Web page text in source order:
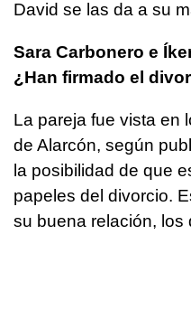
David se las da a su
Sara Carbonero e
¿Han firmado el
La pareja fue vista en
de Alarcón, según
la posibilidad de que
papeles del divorcio.
su buena relación, los